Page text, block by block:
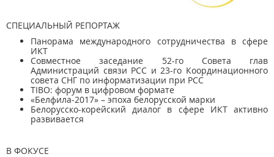
CПЕЦИАЛЬНЫЙ РЕПОРТАЖ
Панорама международного сотрудничества в сфере
ИКТ
Совместное заседание 52-го Совета глав
Администраций связи РСС и 23-го Координационного
совета СНГ по информатизации при РСС
TIBO: форум в цифровом формате
«Белфила-2017» – эпоха белорусской марки
Белорусско-корейский диалог в сфере ИКТ активно
развивается
В ФОКУСЕ